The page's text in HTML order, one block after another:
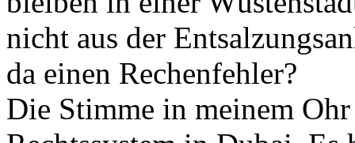
nicht aus der
da einen Rechenfehler?
Die Stimme in meinem